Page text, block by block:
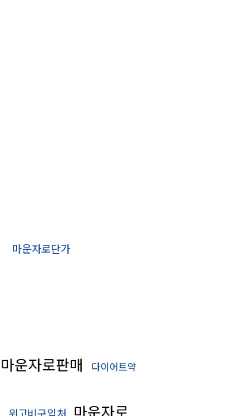
마운자로단가
마운자로판매
다이어트약
마운자로